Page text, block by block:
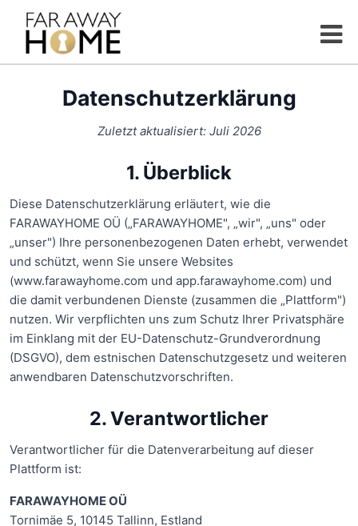
Datenschutzerklärung
Zuletzt aktualisiert: Juli 2026
1. Überblick
Diese Datenschutzerklärung erläutert, wie die
FARAWAYHOME OÜ („FARAWAYHOME", „wir", „uns" oder
„unser") Ihre personenbezogenen Daten erhebt, verwendet
und schützt, wenn Sie unsere Websites
(www.farawayhome.com und app.farawayhome.com) und
die damit verbundenen Dienste (zusammen die „Plattform")
nutzen. Wir verpflichten uns zum Schutz Ihrer Privatsphäre
im Einklang mit der EU-Datenschutz-Grundverordnung
(DSGVO), dem estnischen Datenschutzgesetz und weiteren
anwendbaren Datenschutzvorschriften.
2. Verantwortlicher
Verantwortlicher für die Datenverarbeitung auf dieser
Plattform ist:
FARAWAYHOME OÜ
Tornimäe 5, 10145 Tallinn, Estland